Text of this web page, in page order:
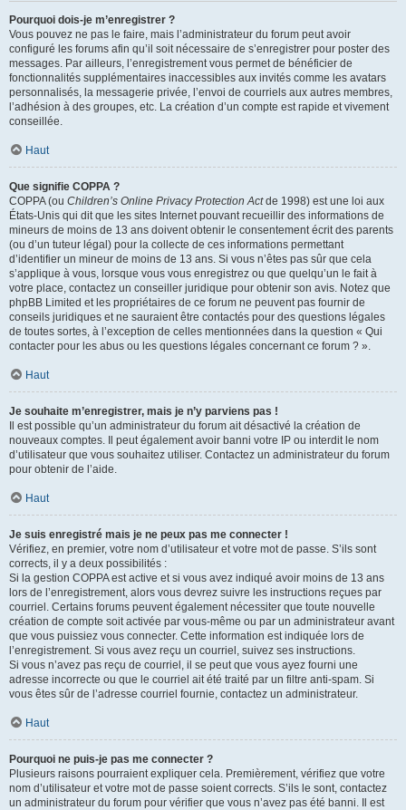
Pourquoi dois-je m’enregistrer ?
Vous pouvez ne pas le faire, mais l’administrateur du forum peut avoir
configuré les forums afin qu’il soit nécessaire de s’enregistrer pour poster des
messages. Par ailleurs, l’enregistrement vous permet de bénéficier de
fonctionnalités supplémentaires inaccessibles aux invités comme les avatars
personnalisés, la messagerie privée, l’envoi de courriels aux autres membres,
l’adhésion à des groupes, etc. La création d’un compte est rapide et vivement
conseillée.
Haut
Que signifie COPPA ?
COPPA (ou Children’s Online Privacy Protection Actde 1998) est une loi aux
États-Unis qui dit que les sites Internet pouvant recueillir des informations de
mineurs de moins de 13 ans doivent obtenir le consentement écrit des parents
(ou d’un tuteur légal) pour la collecte de ces informations permettant
d’identifier un mineur de moins de 13 ans. Si vous n’êtes pas sûr que cela
s’applique à vous, lorsque vous vous enregistrez ou que quelqu’un le fait à
votre place, contactez un conseiller juridique pour obtenir son avis. Notez que
phpBB Limited et les propriétaires de ce forum ne peuvent pas fournir de
conseils juridiques et ne sauraient être contactés pour des questions légales
de toutes sortes, à l’exception de celles mentionnées dans la question « Qui
contacter pour les abus ou les questions légales concernant ce forum ? ».
Haut
Je souhaite m’enregistrer, mais je n’y parviens pas !
Il est possible qu’un administrateur du forum ait désactivé la création de
nouveaux comptes. Il peut également avoir banni votre IP ou interdit le nom
d’utilisateur que vous souhaitez utiliser. Contactez un administrateur du forum
pour obtenir de l’aide.
Haut
Je suis enregistré mais je ne peux pas me connecter !
Vérifiez, en premier, votre nom d’utilisateur et votre mot de passe. S’ils sont
corrects, il y a deux possibilités :
Si la gestion COPPA est active et si vous avez indiqué avoir moins de 13 ans
lors de l’enregistrement, alors vous devrez suivre les instructions reçues par
courriel. Certains forums peuvent également nécessiter que toute nouvelle
création de compte soit activée par vous-même ou par un administrateur avant
que vous puissiez vous connecter. Cette information est indiquée lors de
l’enregistrement. Si vous avez reçu un courriel, suivez ses instructions.
Si vous n’avez pas reçu de courriel, il se peut que vous ayez fourni une
adresse incorrecte ou que le courriel ait été traité par un filtre anti-spam. Si
vous êtes sûr de l’adresse courriel fournie, contactez un administrateur.
Haut
Pourquoi ne puis-je pas me connecter ?
Plusieurs raisons pourraient expliquer cela. Premièrement, vérifiez que votre
nom d’utilisateur et votre mot de passe soient corrects. S’ils le sont, contactez
un administrateur du forum pour vérifier que vous n’avez pas été banni. Il est